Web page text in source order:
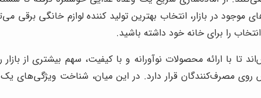
موجود در بازار، انتخاب بهترین تولید کننده لوازم خانگی برقی
را برای خانه خود داشته باشید.
تا با ارائه محصولات نوآورانه و با کیفیت، سهم بیشتری از
مصرف‌کنندگان قرار دارد. در این میان، شناخت ویژگی‌های یک